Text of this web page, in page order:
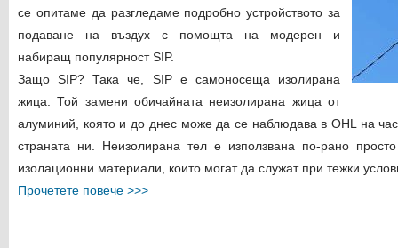
се опитаме да разгледаме подробно устройството за
подаване на въздух с помощта на модерен и
набиращ популярност SIP.
Защо SIP? Така че, SIP е самоносеща изолирана
жица. Той замени обичайната неизолирана жица от
алуминий, която и до днес може да се наблюдава в OHL на
страната ни. Неизолирана тел е използвана по-рано
изолационни материали, които могат да служат при тежки
Прочетете повече >>>